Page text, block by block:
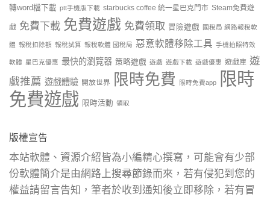
轉word檔下載 ptt手機版下載 starbucks coffee 統一星巴克門市 Steam免費遊
戲 免費下載 免費遊戲 免費領取 冒險遊戲 國稅局 網路報稅軟
體 報稅扣除額 報稅試算 報稅軟體 國稅局 惡意軟體移除工具 手機拍照特效
軟體 星巴克優惠 最快的瀏覽器 策略遊戲 遊戲 遊戲下載 遊戲優惠 遊戲庫 遊
戲推薦 遊戲體驗 開放世界 限時免費 限時免費app
限時
免費遊戲 限時活動 領取
版權宣告
本站軟體、資源介紹皆為小編精心撰寫，可能會有少部
份軟體簡介是由網路上搜尋節錄而來，若有侵犯到您的
權益請留言告知，筆者於收到通知後立即移除，若有冒